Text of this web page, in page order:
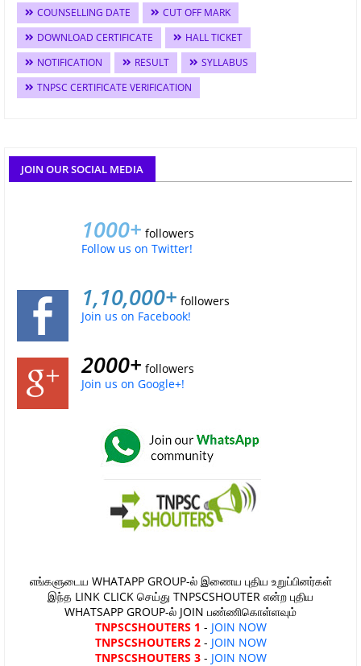
COUNSELLING DATE
CUT OFF MARK
DOWNLOAD CERTIFICATE
HALL TICKET
NOTIFICATION
RESULT
SYLLABUS
TNPSC CERTIFICATE VERIFICATION
JOIN OUR SOCIAL MEDIA
1000+ followers
Follow us on Twitter!
1,10,000+ followers
Join us on Facebook!
2000+ followers
Join us on Google+!
எங்களுடைய WHATAPP GROUP-ல் இணைய புதிய உறுப்பினர்கள்
இந்த LINK CLICK செய்து TNPSCSHOUTER என்ற புதிய
WHATSAPP GROUP-ல் JOIN பண்ணிகொள்ளவும்
TNPSCSHOUTERS 1 - JOIN NOW
TNPSCSHOUTERS 2- JOIN NOW
TNPSCSHOUTERS 3- JOIN NOW